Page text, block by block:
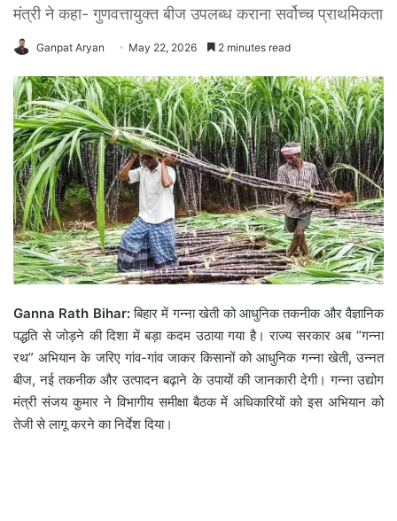
मंत्री ने कहा- गुणवत्तायुक्त बीज उपलब्ध कराना सर्वोच्च प्राथमिकता
Ganpat Aryan May 22, 2026 2 minutes read
Ganna Rath Bihar:बिहार में गन्ना खेती को आधुनिक तकनीक और वैज्ञानिक
पद्धति से जोड़ने की दिशा में बड़ा कदम उठाया गया है। राज्य सरकार अब “गन्ना
रथ” अभियान के जरिए गांव-गांव जाकर किसानों को आधुनिक गन्ना खेती, उन्नत
बीज, नई तकनीक और उत्पादन बढ़ाने के उपायों की जानकारी देगी। गन्ना उद्योग
मंत्रीसंजय कुमारने विभागीय समीक्षा बैठक में अधिकारियों को इस अभियान को
तेजी से लागू करने का निर्देश दिया।